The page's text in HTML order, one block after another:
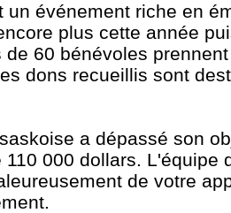
un événement riche en
plus cette année
de 60 bénévoles
dons recueillis sont
a dépassé son
000 dollars. L'équipe
de votre